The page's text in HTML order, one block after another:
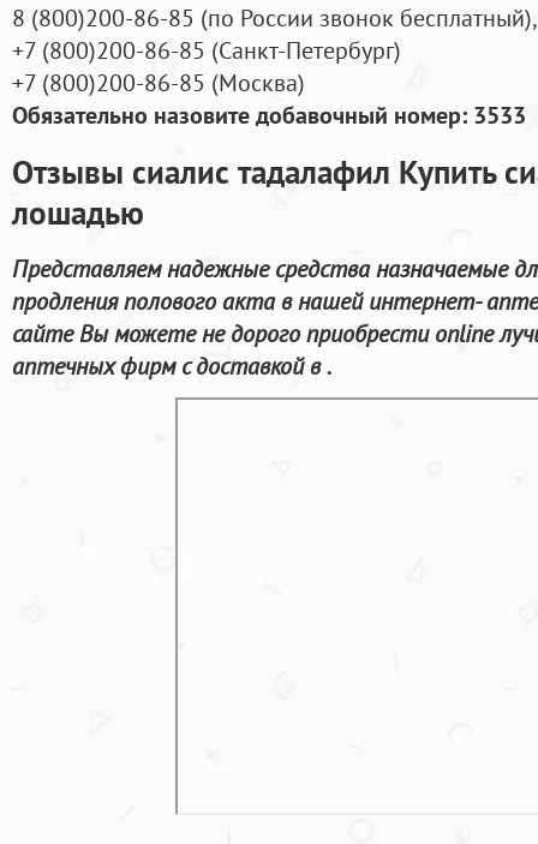
8 (800)200-86-85 (по России звонок бесплатный),
+7 (800)200-86-85 (Санкт-Петербург)
+7 (800)200-86-85 (Москва)
Обязательно назовите добавочный номер: 3533
Отзывы сиалис тадалафил Купить
лошадью
Представляем надежные средства назначаемые
продления полового акта в нашей интернет-
сайте Вы можете не дорого приобрести online
аптечных фирм с доставкой в .